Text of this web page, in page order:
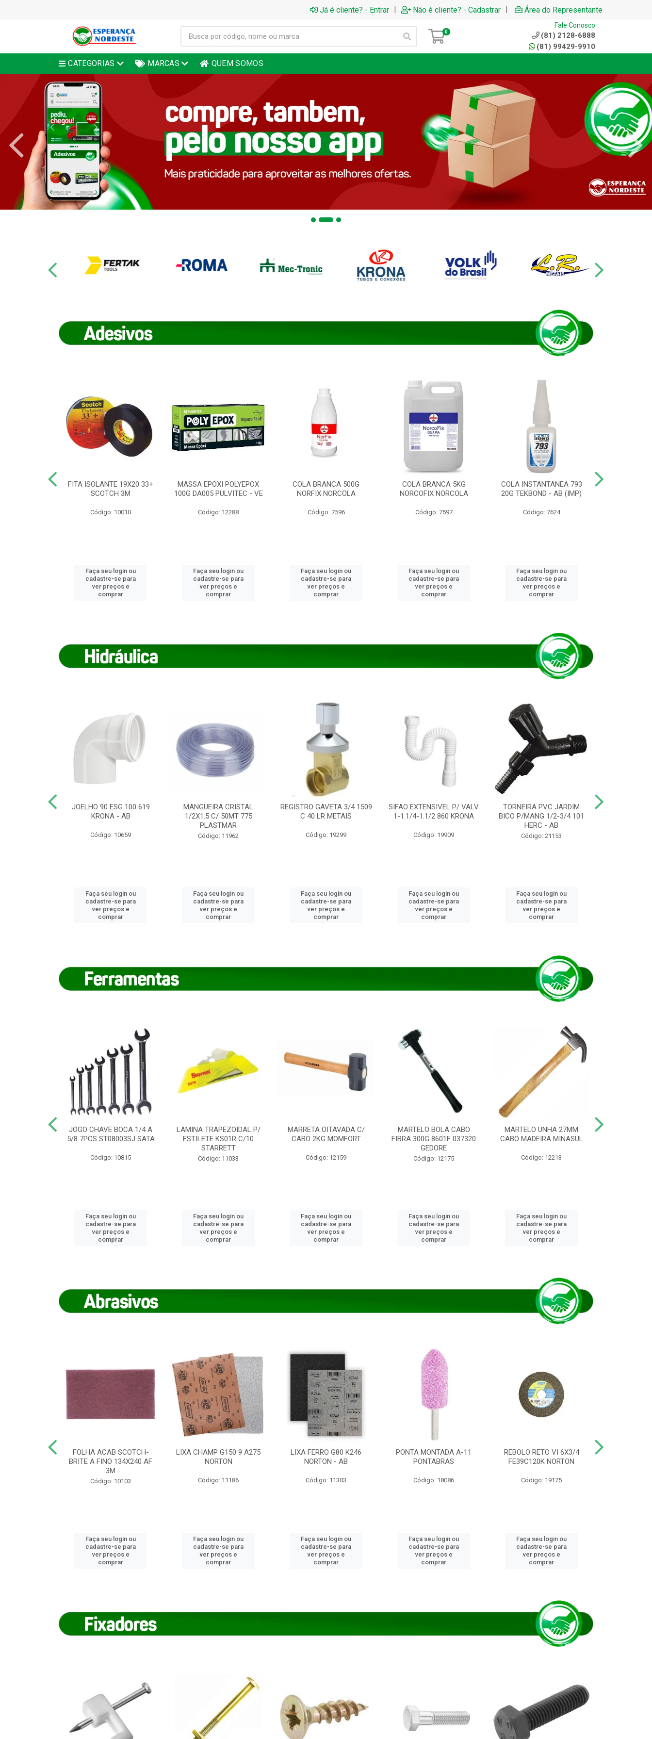
Já é cliente? - Entrar | Não é cliente? - Cadastrar | Área do Representante
0
Fale Conosco
(81) 2128-6888
(81) 99429-9910
CATEGORIAS MARCAS QUEM SOMOS
FITA ISOLANTE 19X20 33+
SCOTCH 3M
Código: 10010
Faça seu login ou
cadastre-se para
ver preços e
comprar
MASSA EPOXI POLYEPOX
100G DA005 PULVITEC - VE
Código: 12288
Faça seu login ou
cadastre-se para
ver preços e
comprar
COLA BRANCA 500G
NORFIX NORCOLA
Código: 7596
Faça seu login ou
cadastre-se para
ver preços e
comprar
COLA BRANCA 5KG
NORCOFIX NORCOLA
Código: 7597
Faça seu login ou
cadastre-se para
ver preços e
comprar
COLA INSTANTANEA 793
20G TEKBOND - AB (IMP)
Código: 7624
Faça seu login ou
cadastre-se para
ver preços e
comprar
JOELHO 90 ESG 100 619
KRONA - AB
Código: 10659
Faça seu login ou
cadastre-se para
ver preços e
comprar
MANGUEIRA CRISTAL
1/2X1.5 C/ 50MT 775
PLASTMAR
Código: 11962
Faça seu login ou
cadastre-se para
ver preços e
comprar
REGISTRO GAVETA 3/4 1509
C 40 LR METAIS
Código: 19299
Faça seu login ou
cadastre-se para
ver preços e
comprar
SIFAO EXTENSIVEL P/ VALV
1-1.1/4-1.1/2 860 KRONA
Código: 19909
Faça seu login ou
cadastre-se para
ver preços e
comprar
TORNEIRA PVC JARDIM
BICO P/MANG 1/2-3/4 101
HERC - AB
Código: 21153
Faça seu login ou
cadastre-se para
ver preços e
comprar
JOGO CHAVE BOCA 1/4 A
5/8 7PCS ST08003SJ SATA
Código: 10815
Faça seu login ou
cadastre-se para
ver preços e
comprar
LAMINA TRAPEZOIDAL P/
ESTILETE KS01R C/10
STARRETT
Código: 11033
Faça seu login ou
cadastre-se para
ver preços e
comprar
MARRETA OITAVADA C/
CABO 2KG MOMFORT
Código: 12159
Faça seu login ou
cadastre-se para
ver preços e
comprar
MARTELO BOLA CABO
FIBRA 300G 8601F 037320
GEDORE
Código: 12175
Faça seu login ou
cadastre-se para
ver preços e
comprar
MARTELO UNHA 27MM
CABO MADEIRA MINASUL
Código: 12213
Faça seu login ou
cadastre-se para
ver preços e
comprar
FOLHA ACAB SCOTCH-
BRITE A FINO 134X240 AF
3M
Código: 10103
Faça seu login ou
cadastre-se para
ver preços e
comprar
LIXA CHAMP G150 9 A275
NORTON
Código: 11186
Faça seu login ou
cadastre-se para
ver preços e
comprar
LIXA FERRO G80 K246
NORTON - AB
Código: 11303
Faça seu login ou
cadastre-se para
ver preços e
comprar
PONTA MONTADA A-11
PONTABRAS
Código: 18086
Faça seu login ou
cadastre-se para
ver preços e
comprar
REBOLO RETO VI 6X3/4
FE39C120K NORTON
Código: 19175
Faça seu login ou
cadastre-se para
ver preços e
comprar